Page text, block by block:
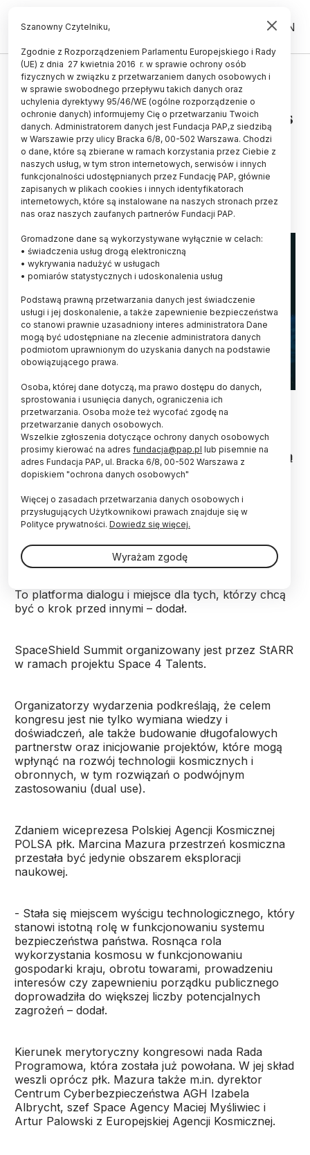
PL EN
WYDARZENIA
Podkarpackie/ W marcu w
Stalowej Woli odbędzie się kongres
dotyczący sektora kosmicznego i
obronnego
12.01.2026
aktualizacja: 12.01.2026
2 minuty czytania
Fot. Adobe Stock
W Stalowej Woli (Podkarpackie) na początku
marca br. odbędzie się SpaceShield Summit -
międzynarodowy kongres, w którym udział wezmą
liderzy sektora kosmicznego i obronnego oraz
eksperci nowych technologii. To pierwsze tego
typu wydarzenie organizowane na Podkarpaciu.
wydarzenia, Stalowowolskiej Agencji Rozwoju
Regionalnego (StARR) Jacek Śledziński, marcowe
To platforma dialogu i miejsce dla tych, którzy chcą
być o krok przed innymi – dodał.
SpaceShield Summit organizowany jest przez StARR
w ramach projektu Space 4 Talents.
Organizatorzy wydarzenia podkreślają, że celem
kongresu jest nie tylko wymiana wiedzy i
doświadczeń, ale także budowanie długofalowych
partnerstw oraz inicjowanie projektów, które mogą
wpłynąć na rozwój technologii kosmicznych i
obronnych, w tym rozwiązań o podwójnym
zastosowaniu (dual use).
Zdaniem wiceprezesa Polskiej Agencji Kosmicznej
POLSA płk. Marcina Mazura przestrzeń kosmiczna
przestała być jedynie obszarem eksploracji
naukowej.
- Stała się miejscem wyścigu technologicznego, który
stanowi istotną rolę w funkcjonowaniu systemu
bezpieczeństwa państwa. Rosnąca rola
wykorzystania kosmosu w funkcjonowaniu
gospodarki kraju, obrotu towarami, prowadzeniu
interesów czy zapewnieniu porządku publicznego
doprowadziła do większej liczby potencjalnych
zagrożeń – dodał.
Kierunek merytoryczny kongresowi nada Rada
Programowa, która została już powołana. W jej skład
weszli oprócz płk. Mazura także m.in. dyrektor
Centrum Cyberbezpieczeństwa AGH Izabela
Albrycht, szef Space Agency Maciej Myśliwiec i
Artur Palowski z Europejskiej Agencji Kosmicznej.
Szanowny Czytelniku,
Zgodnie z Rozporządzeniem Parlamentu Europejskiego i Rady
(UE) z dnia 27 kwietnia 2016 r. w sprawie ochrony osób
fizycznych w związku z przetwarzaniem danych osobowych i
w sprawie swobodnego przepływu takich danych oraz
uchylenia dyrektywy 95/46/WE (ogólne rozporządzenie o
ochronie danych) informujemy Cię o przetwarzaniu Twoich
danych. Administratorem danych jest Fundacja PAP,z siedzibą
w Warszawie przy ulicy Bracka 6/8, 00-502 Warszawa. Chodzi
o dane, które są zbierane w ramach korzystania przez Ciebie z
naszych usług, w tym stron internetowych, serwisów i innych
funkcjonalności udostępnianych przez Fundację PAP, głównie
zapisanych w plikach cookies i innych identyfikatorach
internetowych, które są instalowane na naszych stronach przez
nas oraz naszych zaufanych partnerów Fundacji PAP.
Gromadzone dane są wykorzystywane wyłącznie w celach:
• świadczenia usług drogą elektroniczną
• wykrywania nadużyć w usługach
• pomiarów statystycznych i udoskonalenia usług
Podstawą prawną przetwarzania danych jest świadczenie
usługi i jej doskonalenie, a także zapewnienie bezpieczeństwa
co stanowi prawnie uzasadniony interes administratora Dane
mogą być udostępniane na zlecenie administratora danych
podmiotom uprawnionym do uzyskania danych na podstawie
obowiązującego prawa.
Osoba, której dane dotyczą, ma prawo dostępu do danych,
sprostowania i usunięcia danych, ograniczenia ich
przetwarzania. Osoba może też wycofać zgodę na
przetwarzanie danych osobowych.
Wszelkie zgłoszenia dotyczące ochrony danych osobowych
prosimy kierować na adres fundacja@pap.pl lub pisemnie na
adres Fundacja PAP, ul. Bracka 6/8, 00-502 Warszawa z
dopiskiem "ochrona danych osobowych"
Więcej o zasadach przetwarzania danych osobowych i
przysługujących Użytkownikowi prawach znajduje się w
Polityce prywatności. Dowiedz się więcej.
Wyrażam zgodę